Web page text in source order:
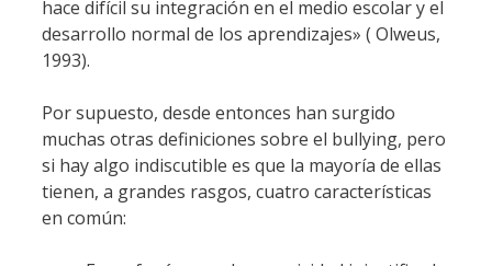
hace difícil su integración en el medio escolar y el
desarrollo normal de los aprendizajes» ( Olweus,
1993).
Por supuesto, desde entonces han surgido
muchas otras definiciones sobre el bullying, pero
si hay algo indiscutible es que la mayoría de ellas
tienen, a grandes rasgos, cuatro características
en común: